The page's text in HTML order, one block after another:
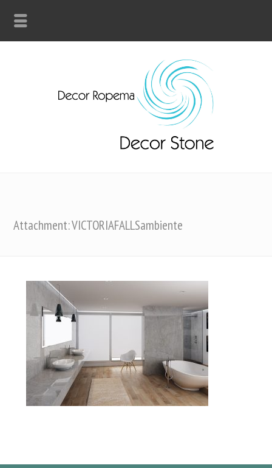
Attachment: VICTORIAFALLSambiente